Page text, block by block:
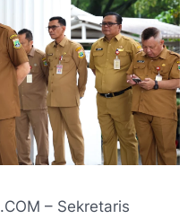
.COM – Sekretaris